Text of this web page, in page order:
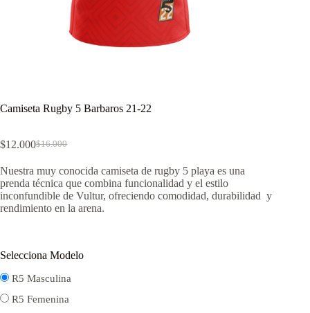
Camiseta Rugby 5 Barbaros 21-22
$16.000
El
original
era:
$16.000.
$12.000El
actual
es:
$12.000.
Nuestra muy conocida camiseta de rugby 5 playa es una
prenda técnica que combina funcionalidad y el estilo
inconfundible de Vultur, ofreciendo comodidad, durabilidad y
rendimiento en la arena.
Selecciona Modelo
R5 Masculina
R5 Femenina